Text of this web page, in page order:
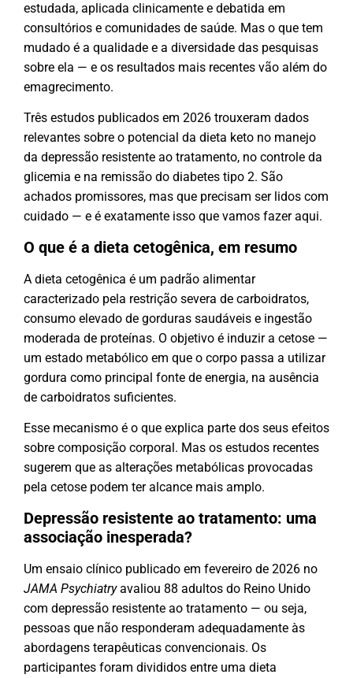
estudada, aplicada clinicamente e debatida em
consultórios e comunidades de saúde. Mas o que tem
mudado é a qualidade e a diversidade das pesquisas
sobre ela — e os resultados mais recentes vão além do
emagrecimento.
Três estudos publicados em 2026 trouxeram dados
relevantes sobre o potencial da dieta keto no manejo
da depressão resistente ao tratamento, no controle da
glicemia e na remissão do diabetes tipo 2. São
achados promissores, mas que precisam ser lidos com
cuidado — e é exatamente isso que vamos fazer aqui.
O que é a dieta cetogênica, em resumo
A dieta cetogênica é um padrão alimentar
caracterizado pela restrição severa de carboidratos,
consumo elevado de gorduras saudáveis e ingestão
moderada de proteínas. O objetivo é induzir a cetose —
um estado metabólico em que o corpo passa a utilizar
gordura como principal fonte de energia, na ausência
de carboidratos suficientes.
Esse mecanismo é o que explica parte dos seus efeitos
sobre composição corporal. Mas os estudos recentes
sugerem que as alterações metabólicas provocadas
pela cetose podem ter alcance mais amplo.
Depressão resistente ao tratamento: uma
associação inesperada?
Um ensaio clínico publicado em fevereiro de 2026 no
JAMA Psychiatryavaliou 88 adultos do Reino Unido
com depressão resistente ao tratamento — ou seja,
pessoas que não responderam adequadamente às
abordagens terapêuticas convencionais. Os
participantes foram divididos entre uma dieta